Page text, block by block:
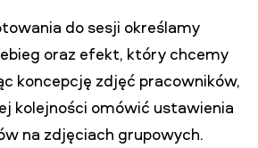
do sesji określamy
oraz efekt, który chcemy
koncepcję zdjęć pracowników,
kolejności omówić ustawienia
na zdjęciach grupowych.